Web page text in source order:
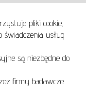
pliki cookie,
usług
są niezbędne do
firmy badawcze